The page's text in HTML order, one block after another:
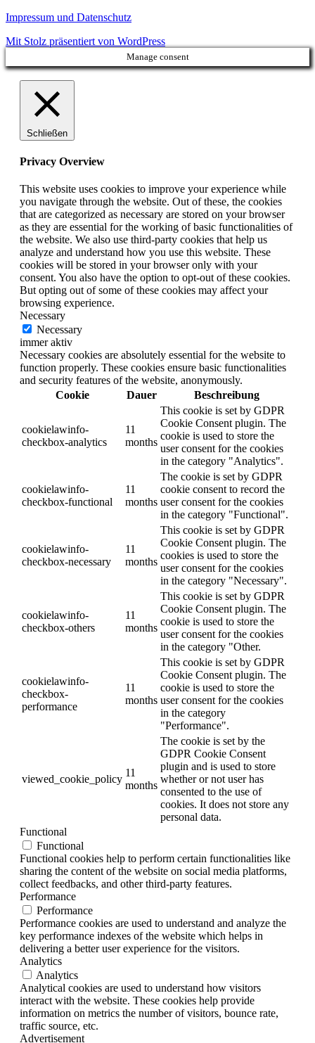
Impressum und Datenschutz
Mit Stolz präsentiert von WordPress
Manage consent
Schließen
Privacy Overview
This website uses cookies to improve your experience while
you navigate through the website. Out of these, the cookies
that are categorized as necessary are stored on your browser
as they are essential for the working of basic functionalities of
the website. We also use third-party cookies that help us
analyze and understand how you use this website. These
cookies will be stored in your browser only with your
consent. You also have the option to opt-out of these cookies.
But opting out of some of these cookies may affect your
browsing experience.
Necessary
Necessary
immer aktiv
Necessary cookies are absolutely essential for the website to
function properly. These cookies ensure basic functionalities
and security features of the website, anonymously.
Cookie
Dauer Beschreibung
cookielawinfo-
checkbox-analytics
11
months
This cookie is set by GDPR
Cookie Consent plugin. The
cookie is used to store the
user consent for the cookies
in the category "Analytics".
cookielawinfo-
checkbox-functional
11
months
The cookie is set by GDPR
cookie consent to record the
user consent for the cookies
in the category "Functional".
cookielawinfo-
checkbox-necessary
11
months
This cookie is set by GDPR
Cookie Consent plugin. The
cookies is used to store the
user consent for the cookies
in the category "Necessary".
cookielawinfo-
checkbox-others
11
months
This cookie is set by GDPR
Cookie Consent plugin. The
cookie is used to store the
user consent for the cookies
in the category "Other.
cookielawinfo-
checkbox-
performance
11
months
This cookie is set by GDPR
Cookie Consent plugin. The
cookie is used to store the
user consent for the cookies
in the category
"Performance".
viewed_cookie_policy
11
months
The cookie is set by the
GDPR Cookie Consent
plugin and is used to store
whether or not user has
consented to the use of
cookies. It does not store any
personal data.
Functional
Functional
Functional cookies help to perform certain functionalities like
sharing the content of the website on social media platforms,
collect feedbacks, and other third-party features.
Performance
Performance
Performance cookies are used to understand and analyze the
key performance indexes of the website which helps in
delivering a better user experience for the visitors.
Analytics
Analytics
Analytical cookies are used to understand how visitors
interact with the website. These cookies help provide
information on metrics the number of visitors, bounce rate,
traffic source, etc.
Advertisement